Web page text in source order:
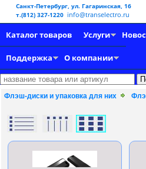
Санкт-Петербург, ул. Гагаринская, 16
т.(812) 327-1220 info@transelectro.ru
Каталог товаров Услуги
Поддержка О компании
Флэш-диски и упаковка для них